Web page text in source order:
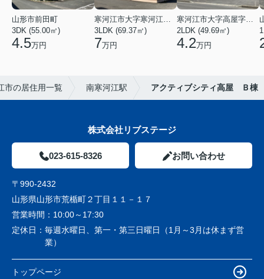
山形市前田町
3DK (55.00㎡)
4.5万円
寒河江市大字寒河江字鶴田
3LDK (69.37㎡)
7万円
寒河江市大字高屋字西浦
2LDK (49.69㎡)
4.2万円
市の居住用一覧 南寒河江駅 アクティブシティ高屋 Ｂ棟
株式会社リブステージ
023-615-8326 お問い合わせ
〒990-2432
山形県山形市荒楯町２丁目１１－１７
営業時間： 10:00～17:30
定休日： 毎週水曜日、第一・第三日曜日（1月～3月は休まず営
業）
トップページ